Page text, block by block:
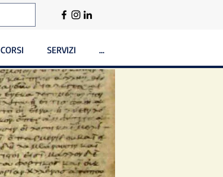
CORSI SERVIZI ...